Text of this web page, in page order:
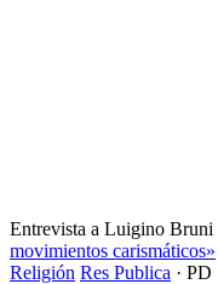
Entrevista a Luigino Bruni
movimientos carismáticos»
Religión Res Publica · PD